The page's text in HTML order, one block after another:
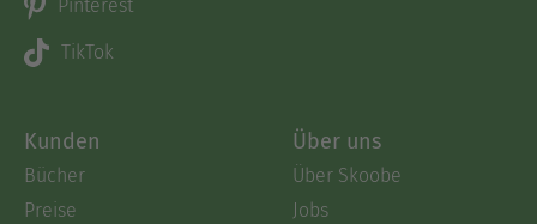
Pinterest
TikTok
Kunden
Bücher
Preise
Über uns
Über Skoobe
Jobs